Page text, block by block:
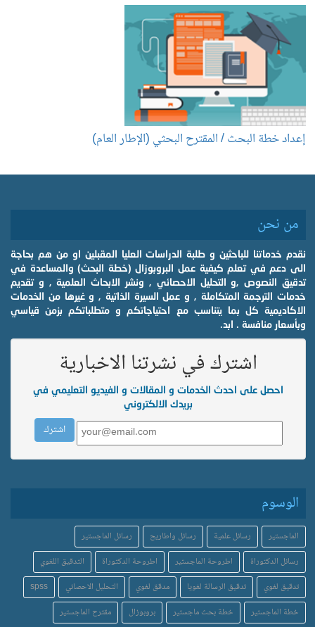
إعداد خطة البحث / المقترح البحثي (الإطار العام)
من نحن
نقدم خدماتنا للباحثين و طلبة الدراسات العليا المقبلين او من هم بحاجة
الى دعم في تعلم كيفية عمل البروبوزال (خطة البحث) والمساعدة في
تدقيق النصوص ,و التحليل الاحصائي , ونشر الابحاث العلمية , و تقديم
خدمات الترجمة المتكاملة , و عمل السيرة الذاتية , و غيرها من الخدمات
الاكاديمية كل بما يتناسب مع احتياجاتكم و متطلباتكم بزمن قياسي
وبأسعار منافسة . ابد.
اشترك في نشرتنا الاخبارية
احصل على احدث الخدمات و المقالات و الفيديو التعليمي في
بريدك الالكتروني
الوسوم
الماجستير رسائل علمية رسائل واطاريح
رسائل الماجستير
رسائل الدكتوراة
اطروحة الماجستير اطروحة الدكتوراة
التدقيق اللغوي
تدقيق لغوي
تدقيق الرسالة لغويا مدقق لغوي التحليل الاحصائي
spss
خطة الماجستير
خطة بحث ماجستير بروبوزال مقترح الماجستير